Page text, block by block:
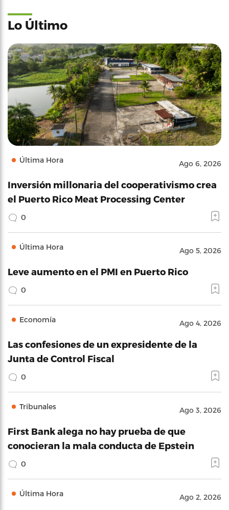
Lo Último
Última Hora Ago 6, 2026
Inversión millonaria del cooperativismo crea
el Puerto Rico Meat Processing Center
0
Última Hora Ago 5, 2026
Leve aumento en el PMI en Puerto Rico
0
Economía Ago 4, 2026
Las confesiones de un expresidente de la
Junta de Control Fiscal
0
Tribunales Ago 3, 2026
First Bank alega no hay prueba de que
conocieran la mala conducta de Epstein
0
Última Hora Ago 2, 2026